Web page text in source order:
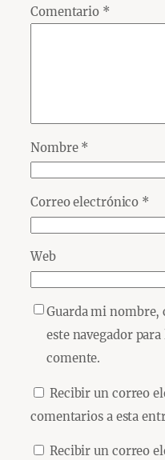
Comentario *
Nombre *
Correo electrónico *
Web
Guarda mi nombre,
este navegador
comente.
Recibir un correo
comentarios a esta
Recibir un correo